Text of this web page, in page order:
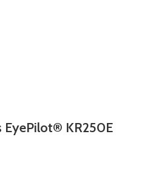
EyePilot® KR250E